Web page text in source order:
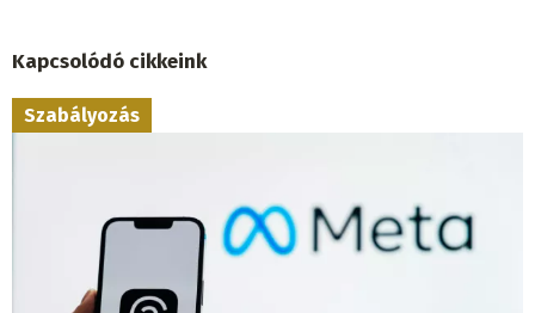
Kapcsolódó cikkeink
Szabályozás